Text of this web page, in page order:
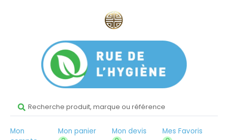
Mon
Mon panier
Mon devis
Mes Favoris